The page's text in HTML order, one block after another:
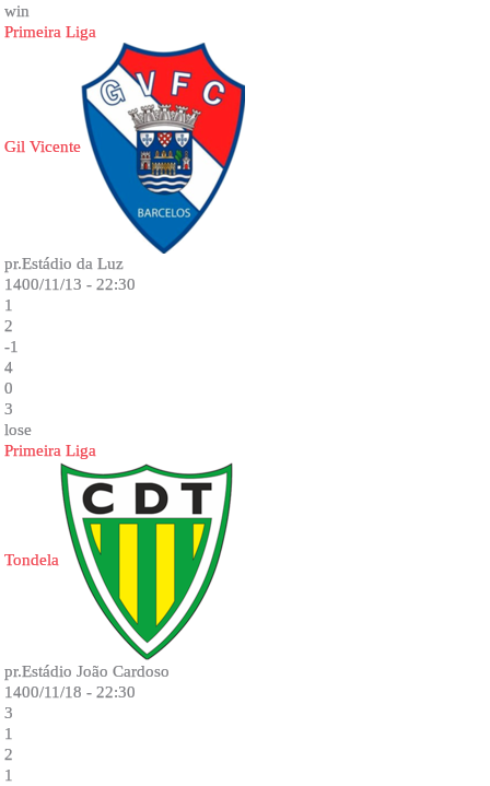
win
Primeira Liga
Gil Vicente
pr.Estádio da Luz
1400/11/13 - 22:30
1
2
-1
4
0
3
lose
Primeira Liga
Tondela
pr.Estádio João Cardoso
1400/11/18 - 22:30
3
1
2
1